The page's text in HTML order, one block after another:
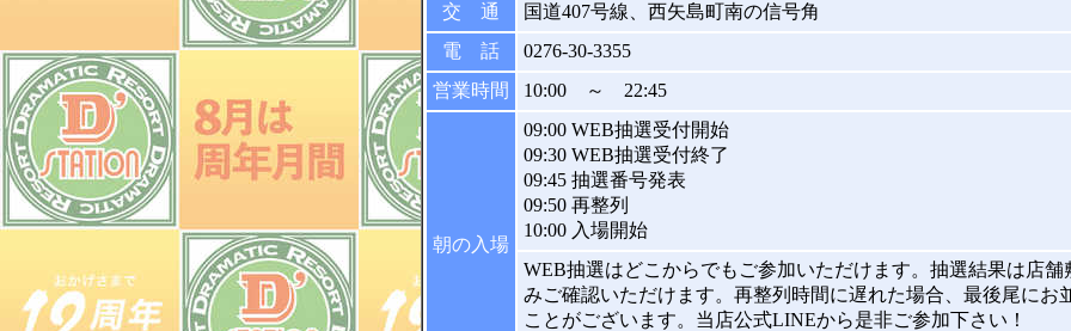
交 通
国道407号線、西矢島町南の信号角
電 話
0276-30-3355
営業時間
10:00 ～ 22:45
朝の入場
09:00 WEB抽選受付開始
09:30 WEB抽選受付終了
09:45 抽選番号発表
09:50 再整列
10:00 入場開始
WEB抽選はどこからでもご参加いただけます。抽選結果は店舗
みご確認いただけます。再整列時間に遅れた場合、最後尾にお
ことがございます。当店公式LINEから是非ご参加下さい！